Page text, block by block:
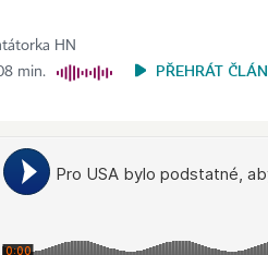
HN
min.
PŘEHRÁT